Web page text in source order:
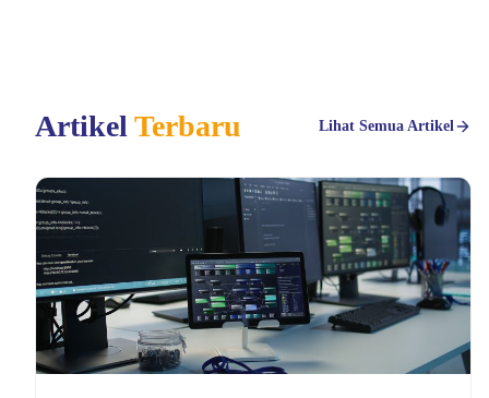
ArtikelTerbaru Lihat Semua Artikel